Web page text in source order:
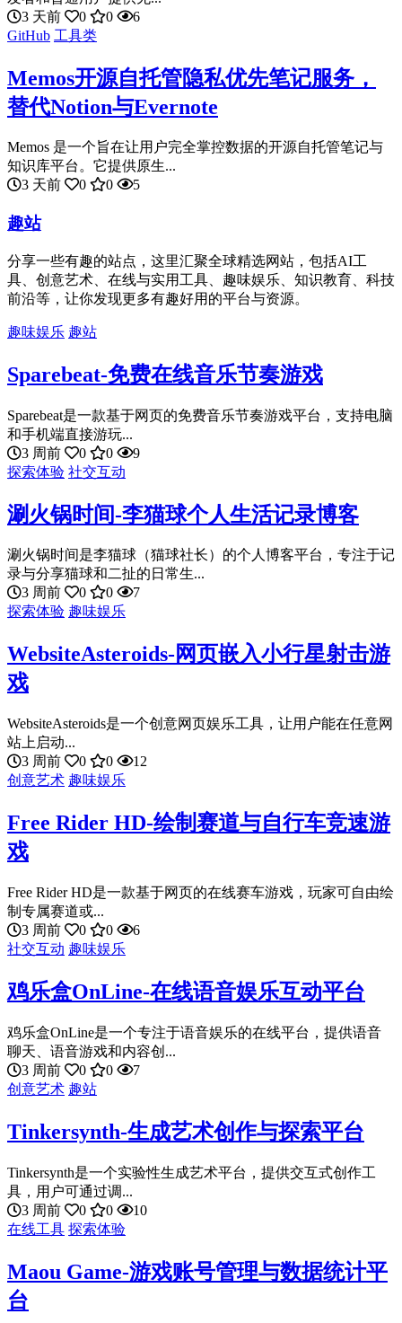
3 天前
0 0
6
GitHub 工具类
Memos开源自托管隐私优先笔记服务，
替代Notion与Evernote
Memos 是一个旨在让用户完全掌控数据的开源自托管笔记与
知识库平台。它提供原生...
3 天前
0 0 5
趣站
分享一些有趣的站点，这里汇聚全球精选网站，包括AI工
具、创意艺术、在线与实用工具、趣味娱乐、知识教育、科技
前沿等，让你发现更多有趣好用的平台与资源。
趣味娱乐 趣站
Sparebeat-免费在线音乐节奏游戏
Sparebeat是一款基于网页的免费音乐节奏游戏平台，支持电脑
和手机端直接游玩...
3 周前
0 0
9
探索体验 社交互动
涮火锅时间-李猫球个人生活记录博客
涮火锅时间是李猫球（猫球社长）的个人博客平台，专注于记
录与分享猫球和二扯的日常生...
3 周前
0 0
7
探索体验 趣味娱乐
WebsiteAsteroids-网页嵌入小行星射击游
戏
WebsiteAsteroids是一个创意网页娱乐工具，让用户能在任意网
站上启动...
3 周前
0 0
12
创意艺术 趣味娱乐
Free Rider HD-绘制赛道与自行车竞速游
戏
Free Rider HD是一款基于网页的在线赛车游戏，玩家可自由绘
制专属赛道或...
3 周前
0 0
6
社交互动 趣味娱乐
鸡乐盒OnLine-在线语音娱乐互动平台
鸡乐盒OnLine是一个专注于语音娱乐的在线平台，提供语音
聊天、语音游戏和内容创...
3 周前
0 0
7
创意艺术 趣站
Tinkersynth-生成艺术创作与探索平台
Tinkersynth是一个实验性生成艺术平台，提供交互式创作工
具，用户可通过调...
3 周前
0 0
10
在线工具 探索体验
Maou Game-游戏账号管理与数据统计平
台